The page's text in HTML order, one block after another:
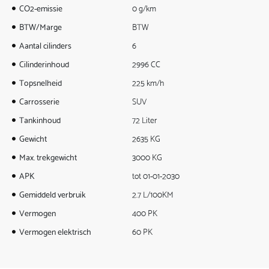
CO2-emissie
0 g/km
BTW/Marge
BTW
Aantal cilinders
6
Cilinderinhoud
2996 CC
Topsnelheid
225 km/h
Carrosserie
SUV
Tankinhoud
72 Liter
Gewicht
2635 KG
Max. trekgewicht
3000 KG
APK
tot 01-01-2030
Gemiddeld verbruik
2.7 L/100KM
Vermogen
400 PK
Vermogen elektrisch
60 PK